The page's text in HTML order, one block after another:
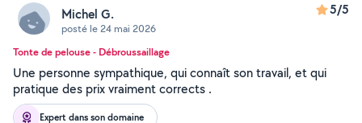
Michel G.
posté le 24 mai 2026
5/5
Tonte de pelouse - Débroussaillage
Une personne sympathique, qui connaît son travail, et qui
pratique des prix vraiment corrects .
Expert dans son domaine